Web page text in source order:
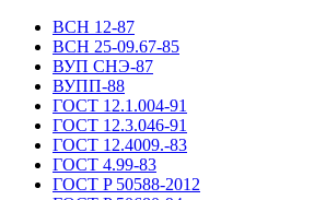
ВСН 12-87
ВСН 25-09.67-85
ВУП СНЭ-87
ВУПП-88
ГОСТ 12.1.004-91
ГОСТ 12.3.046-91
ГОСТ 12.4009.-83
ГОСТ 4.99-83
ГОСТ P 50588-2012